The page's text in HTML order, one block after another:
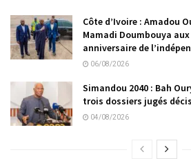
Côte d’Ivoire : Amadou
Mamadi Doumbouya
anniversaire de
06/08/2026
Simandou 2040 : Bah
trois dossiers jugés
04/08/2026